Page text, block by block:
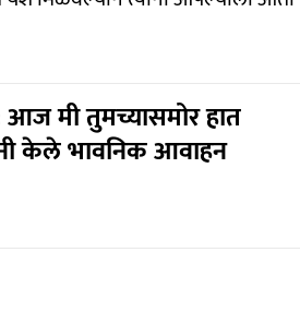
मी तुमच्यासमोर हात
केले भावनिक आवाहन